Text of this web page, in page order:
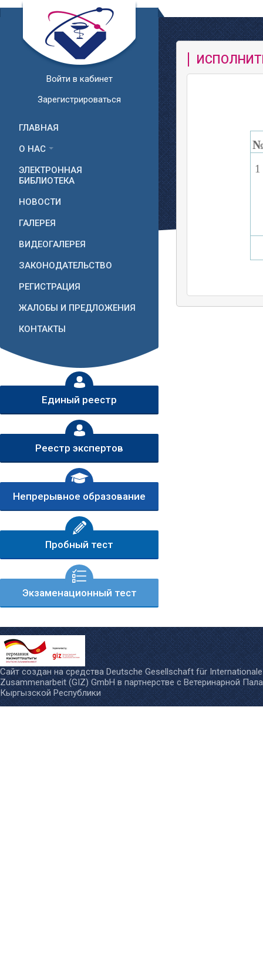
Войти в кабинет
Зарегистрироваться
ГЛАВНАЯ
О НАС
ЭЛЕКТРОННАЯ
БИБЛИОТЕКА
НОВОСТИ
ГАЛЕРЕЯ
ВИДЕОГАЛЕРЕЯ
ЗАКОНОДАТЕЛЬСТВО
РЕГИСТРАЦИЯ
ЖАЛОБЫ И ПРЕДЛОЖЕНИЯ
КОНТАКТЫ
Единый реестр
Реестр экспертов
Непрерывное образование
Пробный тест
Экзаменационный тест
1
Сайт создан на средства Deutsche Gesellschaft für Internationale
Zusammenarbeit (GIZ) GmbH в партнерстве с Ветеринарной
Кыргызской Республики